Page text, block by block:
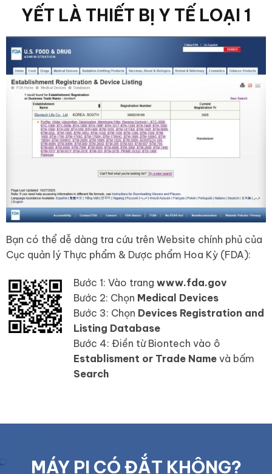
YẾT LÀ THIẾT BỊ Y TẾ LOẠI 1
Bạn có thể dễ dàng tra cứu trên Website chính phủ của
Cục quản lý Thực phẩm & Dược phẩm Hoa Kỳ (FDA):
Bước 1: Vào trang www.fda.gov
Bước 2: Chọn Medical Devices
Bước 3: Chọn Devices Registration and
Listing Database
Bước 4: Điền từ Biontech vào ô
Establisment or Trade Namevà bấm
Search
MÁY PI CÓ ĐẮT KHÔNG?